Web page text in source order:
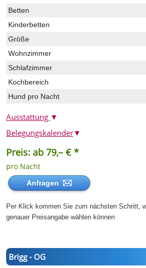
Betten
Kinderbetten
Größe
Wohnzimmer
Schlafzimmer
Kochbereich
Hund pro Nacht
Ausstattung ▼
Preis: ab 79,– € *
pro Nacht
Anfragen
Per Klick kommen Sie zum nächsten Schritt,
genauer Preisangabe wählen können
Belegungskalender▼
Brigg - OG